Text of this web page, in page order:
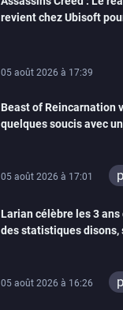
revient chez Ubisoft
05 août 2026 à 17:39
Beast of Reincarnation
quelques soucis avec
05 août 2026 à 17:01
Larian célèbre les 3 ans
des statistiques disons,
05 août 2026 à 16:26